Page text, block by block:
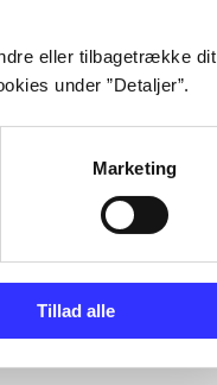
eller tilbagetrække dit
under ”Detaljer”.
Marketing
Tillad alle